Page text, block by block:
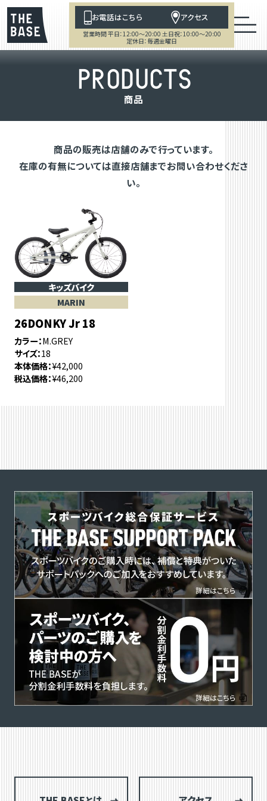
お電話はこちら アクセス
営業時間 平日：12:00～20:00 土日祝：10:00～20:00
定休日：毎週金曜日
PRODUCTS
商品
商品の販売は店舗のみで行っています。
在庫の有無については直接店舗までお問い合わせくださ
い。
キッズバイク
MARIN
26DONKY Jr 18
カラー M.GREY
サイズ 18
本体価格 ¥42,000
税込価格 ¥46,200